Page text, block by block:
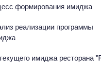
формирования имиджа
реализации программы
имиджа ресторана